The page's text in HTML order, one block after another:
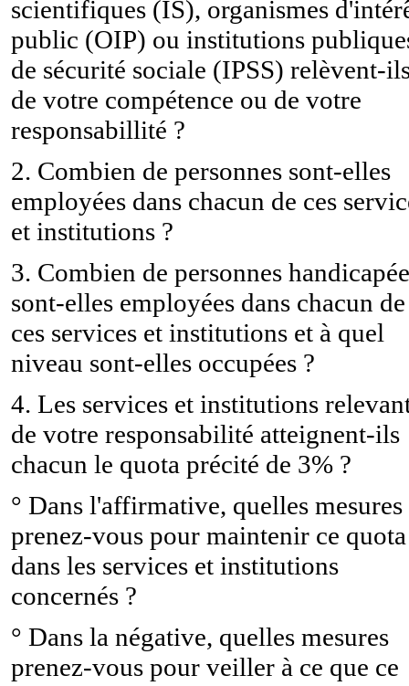
scientifiques (IS), organismes
public (OIP) ou institutions
de sécurité sociale (IPSS) relèvent-
de votre compétence ou de votre
responsabillité ?
2. Combien de personnes sont-elles
employées dans chacun de ces
et institutions ?
3. Combien de personnes
sont-elles employées dans chacun de
ces services et institutions et à quel
niveau sont-elles occupées ?
4. Les services et institutions
de votre responsabilité atteignent-ils
chacun le quota précité de 3% ?
° Dans l'affirmative, quelles mesures
prenez-vous pour maintenir ce quota
dans les services et institutions
concernés ?
° Dans la négative, quelles mesures
prenez-vous pour veiller à ce que ce